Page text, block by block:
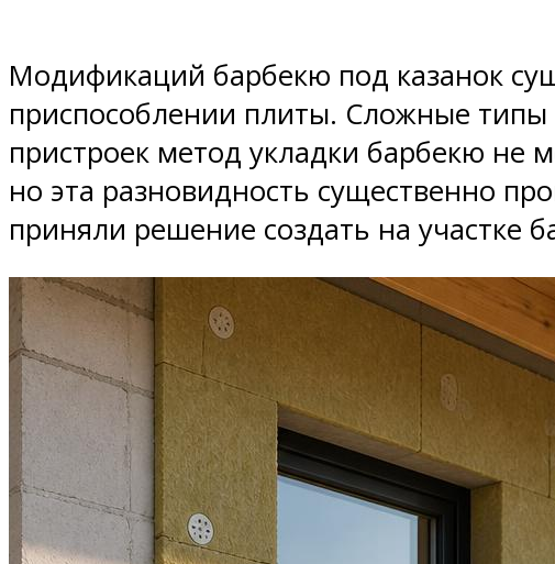
Модификаций барбекю под казанок
приспособлении плиты. Сложные
пристроек метод укладки барбекю не
но эта разновидность существенно
приняли решение создать на участке